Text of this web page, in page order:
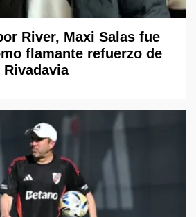
River, Maxi Salas fue
flamante refuerzo de
Rivadavia